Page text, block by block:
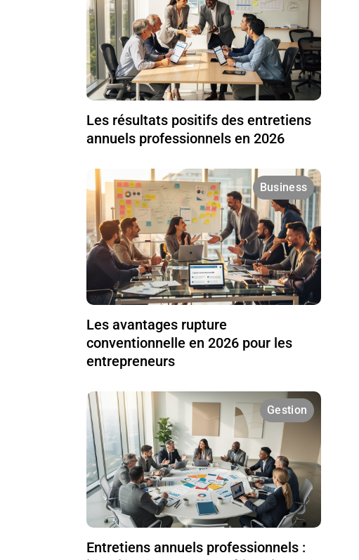
Les résultats positifs des entretiens
annuels professionnels en 2026
Business
Les avantages rupture
conventionnelle en 2026 pour les
entrepreneurs
Gestion
Entretiens annuels professionnels :